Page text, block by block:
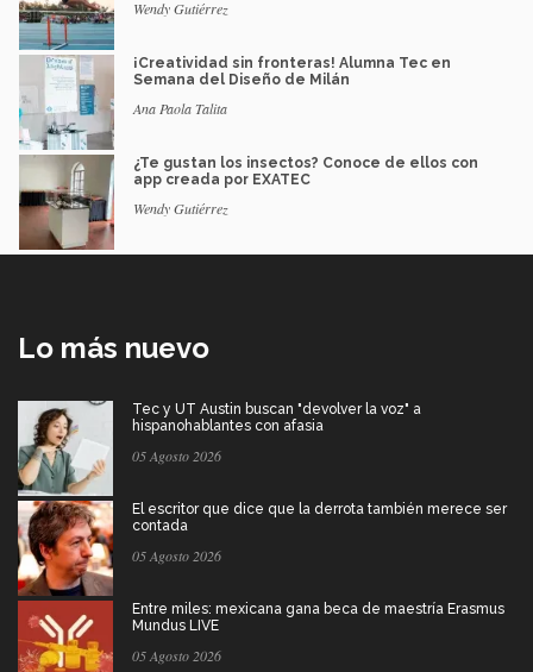
Wendy Gutiérrez
¡Creatividad sin fronteras! Alumna Tec en
Semana del Diseño de Milán
Ana Paola Talita
¿Te gustan los insectos? Conoce de ellos con
app creada por EXATEC
Wendy Gutiérrez
Lo más nuevo
Tec y UT Austin buscan "devolver la voz" a
hispanohablantes con afasia
05 Agosto 2026
El escritor que dice que la derrota también merece ser
contada
05 Agosto 2026
Entre miles: mexicana gana beca de maestría Erasmus
Mundus LIVE
05 Agosto 2026